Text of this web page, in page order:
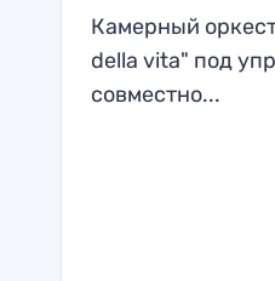
Камерный
della vita" под
совместно...